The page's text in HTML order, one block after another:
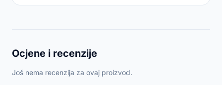
Ocjene i recenzije
Još nema recenzija za ovaj proizvod.